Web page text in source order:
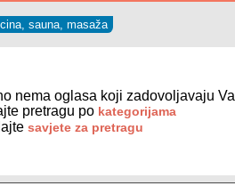
sauna, masaža
nema oglasa koji zadovoljavaju
pretragu po kategorijama
savjete za pretragu